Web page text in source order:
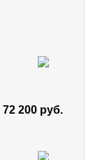
72 200 руб.